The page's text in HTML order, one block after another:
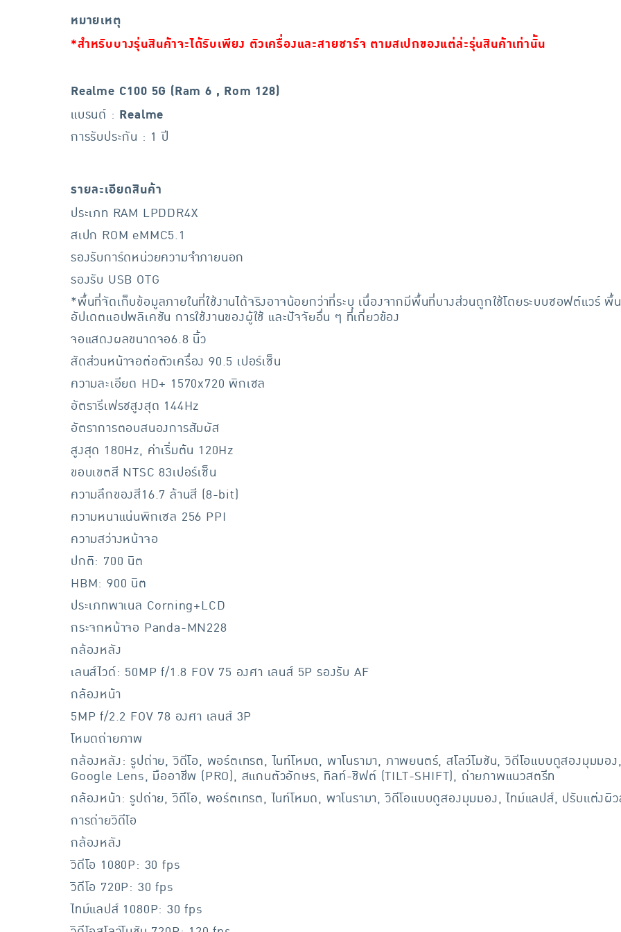
หมายเหตุ
*สำหรับบางรุ่นสินค้าจะได้รับเพียง ตัวเครื่องและสายชาร์จ ตามสเปกของแต่ล่ะรุ่นสินค้าเท่านั้น
Realme C100 5G (Ram 6 , Rom 128)
แบรนด์ : Realme
การรับประกัน : 1 ปี
รายละเอียดสินค้า
ประเภท RAM LPDDR4X
สเปก ROM eMMC5.1
รองรับการ์ดหน่วยความจำภายนอก
รองรับ USB OTG
*พื้นที่จัดเก็บข้อมูลภายในที่ใช้งานได้จริงอาจน้อยกว่าที่ระบุ เนื่องจากมีพื้นที่บางส่วนถูกใช้โดยระบบซอฟต์แวร์ พื้
อัปเดตแอปพลิเคชัน การใช้งานของผู้ใช้ และปัจจัยอื่น ๆ ที่เกี่ยวข้อง
จอแสดงผลขนาดจอ6.8 นิ้ว
สัดส่วนหน้าจอต่อตัวเครื่อง 90.5 เปอร์เซ็น
ความละเอียด HD+ 1570x720 พิกเซล
อัตรารีเฟรชสูงสุด 144Hz
อัตราการตอบสนองการสัมผัส
สูงสุด 180Hz, ค่าเริ่มต้น 120Hz
ขอบเขตสี NTSC 83เปอร์เซ็น
ความลึกของสี16.7 ล้านสี (8-bit)
ความหนาแน่นพิกเซล 256 PPI
ความสว่างหน้าจอ
ปกติ: 700 นิต
HBM: 900 นิต
ประเภทพาเนล Corning+LCD
กระจกหน้าจอ Panda-MN228
กล้องหลัง
เลนส์ไวด์: 50MP f/1.8 FOV 75 องศา เลนส์ 5P รองรับ AF
กล้องหน้า
5MP f/2.2 FOV 78 องศา เลนส์ 3P
โหมดถ่ายภาพ
กล้องหลัง: รูปถ่าย, วิดีโอ, พอร์ตเทรต, ไนท์โหมด, พาโนรามา, ภาพยนตร์, สโลว์โมชัน, วิดีโอแบบดูสองมุมมอ
Google Lens, มืออาชีพ (PRO), สแกนตัวอักษร, ทิลท์-ชิฟต์ (TILT-SHIFT), ถ่ายภาพแนวสตรีท
กล้องหน้า: รูปถ่าย, วิดีโอ, พอร์ตเทรต, ไนท์โหมด, พาโนรามา, วิดีโอแบบดูสองมุมมอง, ไทม์แลปส์, ปรับแต่งผิ
การถ่ายวิดีโอ
กล้องหลัง
วิดีโอ 1080P: 30 fps
วิดีโอ 720P: 30 fps
ไทม์แลปส์ 1080P: 30 fps